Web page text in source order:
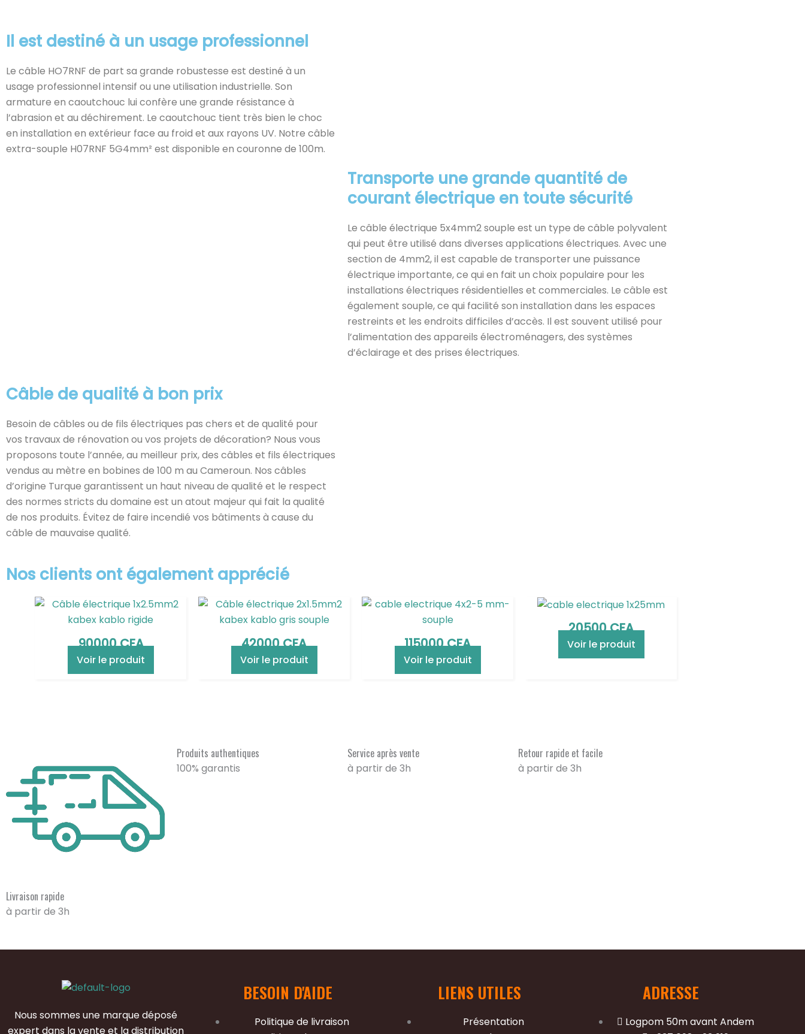
Il est destiné à un usage professionnel
Le câble HO7RNF de part sa grande robustesse est destiné à un
usage professionnel intensif ou une utilisation industrielle. Son
armature en caoutchouc lui confère une grande résistance à
l’abrasion et au déchirement. Le caoutchouc tient très bien le choc
en installation en extérieur face au froid et aux rayons UV. Notre câble
extra-souple H07RNF 5G4mm² est disponible en couronne de 100m.
Transporte une grande quantité de
courant électrique en toute sécurité
Le câble électrique 5x4mm2 souple est un type de câble polyvalent
qui peut être utilisé dans diverses applications électriques. Avec une
section de 4mm2, il est capable de transporter une puissance
électrique importante, ce qui en fait un choix populaire pour les
installations électriques résidentielles et commerciales. Le câble est
également souple, ce qui facilité son installation dans les espaces
restreints et les endroits difficiles d’accès. Il est souvent utilisé pour
l’alimentation des appareils électroménagers, des systèmes
d’éclairage et des prises électriques.
Câble de qualité à bon prix
Besoin de câbles ou de fils électriques pas chers et de qualité pour
vos travaux de rénovation ou vos projets de décoration? Nous vous
proposons toute l’année, au meilleur prix, des câbles et fils électriques
vendus au mètre en bobines de 100 m au Cameroun. Nos câbles
d’origine Turque garantissent un haut niveau de qualité et le respect
des normes stricts du domaine est un atout majeur qui fait la qualité
de nos produits. Évitez de faire incendié vos bâtiments à cause du
câble de mauvaise qualité.
Nos clients ont également apprécié
90000CFA
Voir le produit
42000CFA
Voir le produit
115000CFA
Voir le produit
20500CFA
Voir le produit
Livraison rapide
à partir de 3h
Produits authentiques
100% garantis
Service après vente
à partir de 3h
Retour rapide et facile
à partir de 3h
Nous sommes une marque déposé
expert dans la vente et la distribution
BESOIN D'AIDE
Politique de livraison
LIENS UTILES
Présentation
ADRESSE
Logpom 50m avant Andem